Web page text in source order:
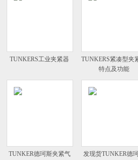
TUNKERS工业夹紧器
TUNKERS紧凑型夹
特点及功能
TUNKER德珂斯夹紧气
发现货TUNKER德